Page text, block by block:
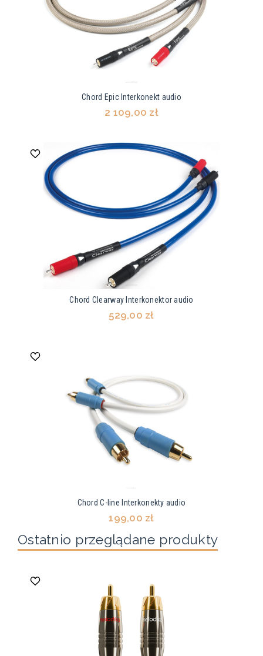
Chord Epic Interkonekt audio
2 109,00 zł
Chord Clearway Interkonektor audio
529,00 zł
Chord C-line Interkonekty audio
199,00 zł
Ostatnio przeglądane produkty